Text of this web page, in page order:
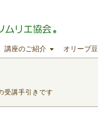
講座のご紹介 オリーブ
受講手引きです